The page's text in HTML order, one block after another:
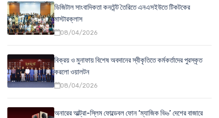
ডিজিটাল সাংবাদিকতা কনটেন্ট তৈরিতে এনএসইউতে টিকটকের
মাস্টারক্লাস
08/04/2026
বিক্রয় ও মুনাফায় বিশেষ অবদানের স্বীকৃতিতে কর্মকর্তাদের পুরস্কৃত
করলো ওয়ালটন
08/04/2026
অনারের আল্ট্রা-স্লিম ফোল্ডেবল ফোন ‘ম্যাজিক ভি৬’ দেশের বাজারে